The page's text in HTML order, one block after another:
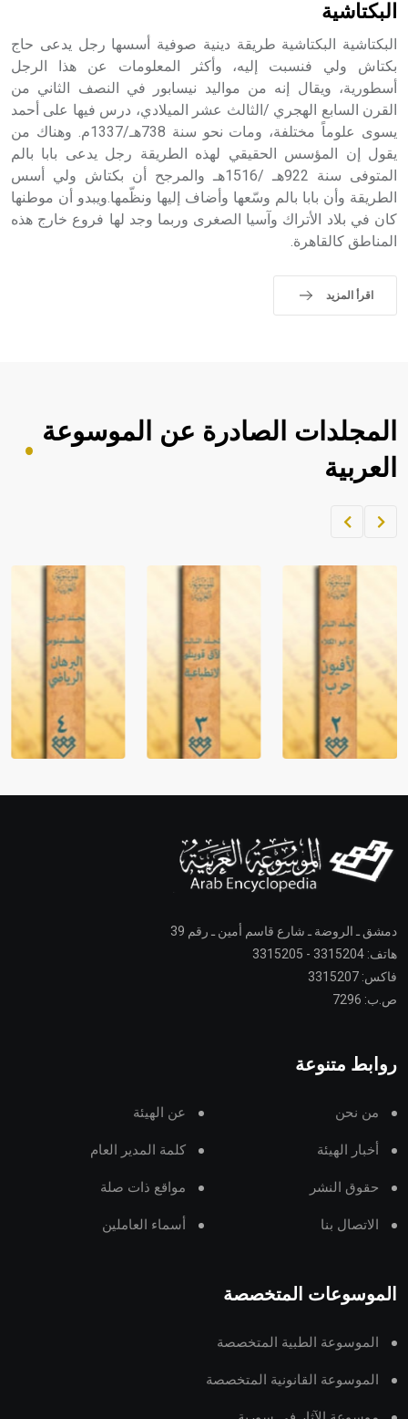
البكتاشية
البكتاشية البكتاشية طريقة دينية صوفية أسسها رجل يدعى حاج
بكتاش ولي فنسبت إليه، وأكثر المعلومات عن هذا الرجل
أسطورية، ويقال إنه من مواليد نيسابور في النصف الثاني من
القرن السابع الهجري /الثالث عشر الميلادي، درس فيها على أحمد
يسوى علوماً مختلفة، ومات نحو سنة 738هـ/1337م. وهناك من
يقول إن المؤسس الحقيقي لهذه الطريقة رجل يدعى بابا بالم
المتوفى سنة 922هـ /1516هـ والمرجح أن بكتاش ولي أسس
الطريقة وأن بابا بالم وسّعها وأضاف إليها ونظّمها.ويبدو أن موطنها
كان في بلاد الأتراك وآسيا الصغرى وربما وجد لها فروع خارج هذه
المناطق كالقاهرة.
اقرأ المزيد
المجلدات الصادرة عن الموسوعة
العربية
دمشق ـ الروضة ـ شارع قاسم أمين ـ رقم 39
هاتف: 3315204 - 3315205
فاكس: 3315207
ص.ب: 7296
روابط متنوعة
من نحن عن الهيئة
أخبار الهيئة كلمة المدير العام
حقوق النشر مواقع ذات صلة
الاتصال بنا أسماء العاملين
الموسوعات المتخصصة
الموسوعة الطبية المتخصصة
الموسوعة القانونية المتخصصة